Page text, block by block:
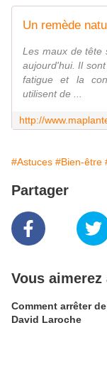
Les maux de tête
aujourd'hui. Il
fatigue et la
utilisent de ...
#Astuces #Bien-être
Partager
Vous aimerez
Comment arrêter
David Laroche